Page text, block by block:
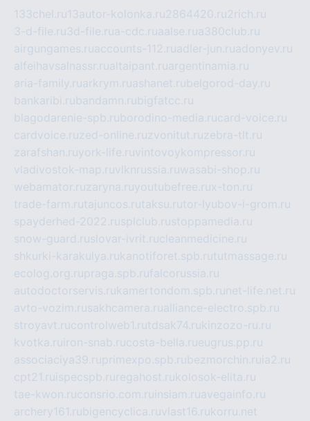
133chel.ru13autor-kolonka.ru2864420.ru2rich.ru
3-d-file.ru3d-file.rua-cdc.ruaalse.rua380club.ru
airgungames.ruaccounts-112.ruadler-jun.ruadonyev.ru
alfeihavsalnassr.rualtaipant.ruargentinamia.ru
aria-family.ruarkrym.ruashanet.rubelgorod-day.ru
bankaribi.rubandamn.rubigfatcc.ru
blagodarenie-spb.ruborodino-media.rucard-voice.ru
cardvoice.ruzed-online.ruzvonitut.ruzebra-tlt.ru
zarafshan.ruyork-life.ruvintovoykompressor.ru
vladivostok-map.ruvlknrussia.ruwasabi-shop.ru
webamator.ruzaryna.ruyoutubefree.rux-ton.ru
trade-farm.rutajuncos.rutaksu.rutor-lyubov-i-grom.ru
spayderhed-2022.rusplclub.rustoppamedia.ru
snow-guard.ruslovar-ivrit.rucleanmedicine.ru
shkurki-karakulya.rukanotiforet.spb.rututmassage.ru
ecolog.org.rupraga.spb.rufalcorussia.ru
autodoctorservis.rukamertondom.spb.ru net-life.net.ru
avto-vozim.rusakhcamera.rualliance-electro.spb.ru
stroyavt.rucontrolweb1.rutdsak74.rukinzozo-ru.ru
kvotka.ru iron-snab.rucosta-bella.rueugrus.pp.ru
associaciya39.ruprimexpo.spb.rubezmorchin.ru ia2.ru
cpt21.ru ispecspb.ru regahost.rukolosok-elita.ru
tae-kwon.ruconsrio.com.ru insiam.ruavegainfo.ru
archery161.rubigencyclica.ruvlast16.rukorru.net